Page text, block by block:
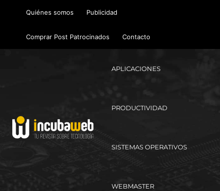
Quiénes somos Publicidad
Comprar Post Patrocinados Contacto
APLICACIONES
PRODUCTIVIDAD
SISTEMAS OPERATIVOS
WEBMASTER